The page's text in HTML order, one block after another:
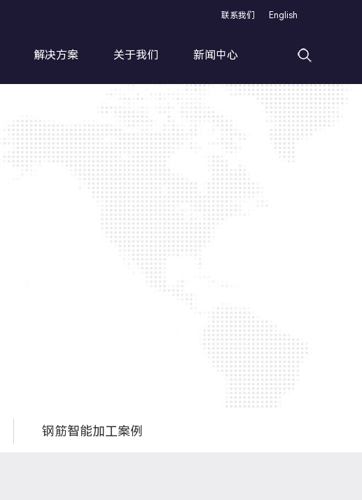
联系我们 English
解决方案 关于我们 新闻中心
钢筋智能加工案例